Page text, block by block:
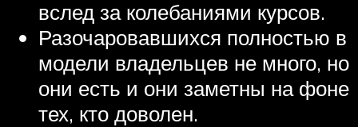
вслед за колебаниями курсов.
Разочаровавшихся полностью в
модели владельцев не много, но
они есть и они заметны на фоне
тех, кто доволен.